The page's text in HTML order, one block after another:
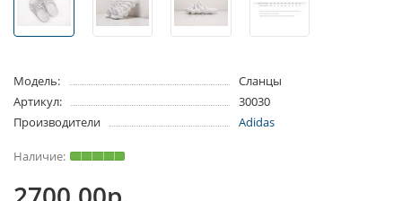
Модель:
Сланцы
Артикул:
30030
Производители
Adidas